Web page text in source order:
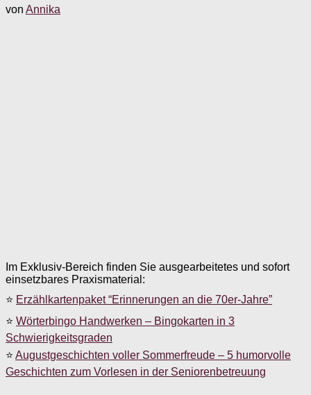
von Annika
Im Exklusiv-Bereich finden Sie ausgearbeitetes und sofort
einsetzbares Praxismaterial:
⭐ Erzählkartenpaket “Erinnerungen an die 70er-Jahre”
⭐ Wörterbingo Handwerken – Bingokarten in 3
Schwierigkeitsgraden
⭐ Augustgeschichten voller Sommerfreude – 5 humorvolle
Geschichten zum Vorlesen in der Seniorenbetreuung